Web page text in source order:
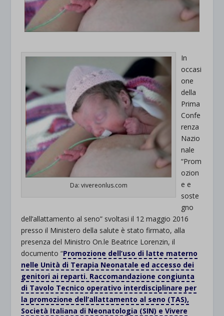
Da: vivereonlus.com
In
occasi
one
della
Prima
Confe
renza
Nazio
nale
“Prom
ozion
e e
soste
gno
dell’allattamento al seno” svoltasi il 12 maggio 2016
presso il Ministero della salute è stato firmato, alla
presenza del Ministro On.le Beatrice Lorenzin, il
documento “Promozione dell’uso di latte materno
nelle Unità di Terapia Neonatale ed accesso dei
genitori ai reparti. Raccomandazione congiunta
di Tavolo Tecnico operativo interdisciplinare per
la promozione dell’allattamento al seno (TAS),
Società Italiana di Neonatologia (SIN) e Vivere